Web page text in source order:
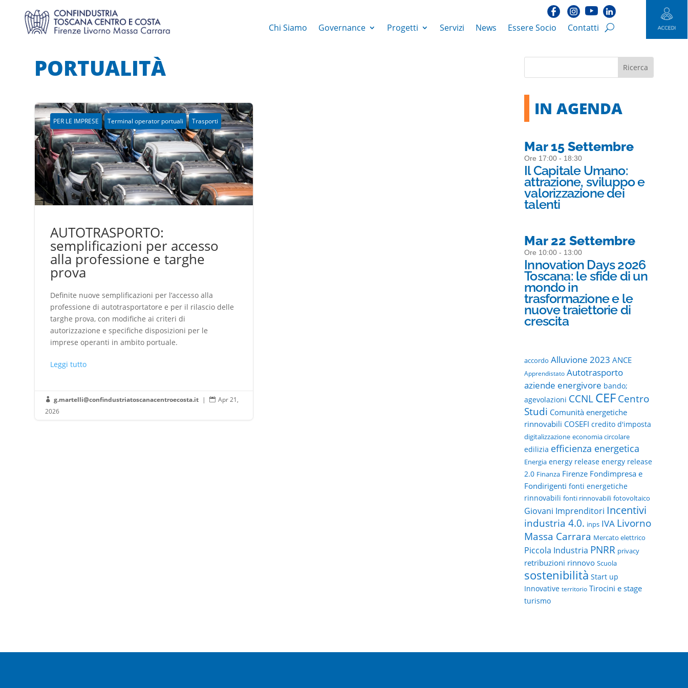
Chi Siamo Governance Progetti Servizi News Essere Socio Contatti
PORTUALITÀ
PER LE IMPRESE Terminal operator portuali Trasporti
AUTOTRASPORTO:
semplificazioni per accesso
alla professione e targhe
prova
Definite nuove semplificazioni per l’accesso alla
professione di autotrasportatore e per il rilascio delle
targhe prova, con modifiche ai criteri di
autorizzazione e specifiche disposizioni per le
imprese operanti in ambito portuale.
Leggi tutto
 g.martelli@confindustriatoscanacentroecosta.it |  Apr 21,
2026
IN AGENDA
Mar 15 Settembre
Ore 17:00 - 18:30
Il Capitale Umano:
attrazione, sviluppo e
valorizzazione dei
talenti
Mar 22 Settembre
Ore 10:00 - 13:00
Innovation Days 2026
Toscana: le sfide di un
mondo in
trasformazione e le
nuove traiettorie di
crescita
accordo Alluvione 2023 ANCE
Apprendistato Autotrasporto
aziende energivore bando;
agevolazioni CCNLCEF Centro
Studi Comunità energetiche
rinnovabili COSEFI credito d'imposta
digitalizzazione economia circolare
edilizia efficienza energetica
Energia energy release energy release
2.0 Finanza Firenze Fondimpresa e
Fondirigenti fonti energetiche
rinnovabili fonti rinnovabili fotovoltaico
Giovani Imprenditori Incentivi
industria 4.0. inps IVA Livorno
Massa Carrara Mercato elettrico
Piccola Industria PNRR privacy
retribuzioni rinnovo Scuola
sostenibilità Start up
Innovative territorio Tirocini e stage
turismo